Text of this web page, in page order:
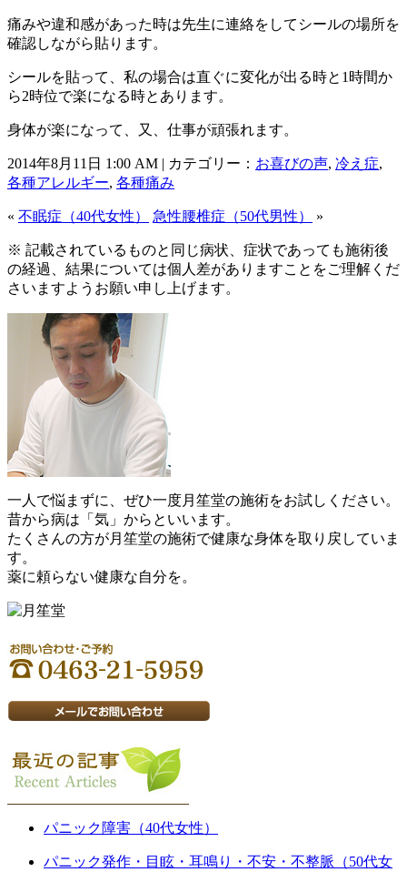
痛みや違和感があった時は先生に連絡をしてシールの場所を
確認しながら貼ります。
シールを貼って、私の場合は直ぐに変化が出る時と1時間か
ら2時位で楽になる時とあります。
身体が楽になって、又、仕事が頑張れます。
2014年8月11日 1:00 AM | カテゴリー： お喜びの声, 冷え症,
各種アレルギー, 各種痛み
« 不眠症（40代女性） 急性腰椎症（50代男性） »
※ 記載されているものと同じ病状、症状であっても施術後
の経過、結果については個人差がありますことをご理解くだ
さいますようお願い申し上げます。
一人で悩まずに、ぜひ一度月笙堂の施術をお試しください。
昔から病は「気」からといいます。
たくさんの方が月笙堂の施術で健康な身体を取り戻していま
す。
薬に頼らない健康な自分を。
パニック障害（40代女性）
パニック発作・目眩・耳鳴り・不安・不整脈（50代女